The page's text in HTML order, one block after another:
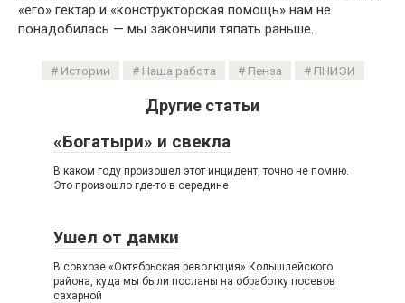
«его» гектар и «конструкторская помощь» нам не
понадобилась — мы закончили тяпать раньше.
Истории Наша работа Пенза ПНИЭИ
Другие статьи
«Богатыри» и свекла
В каком году произошел этот инцидент, точно не помню.
Это произошло где-то в середине
Ушел от дамки
В совхозе «Октябрьская революция» Колышлейского
района, куда мы были посланы на обработку посевов
сахарной